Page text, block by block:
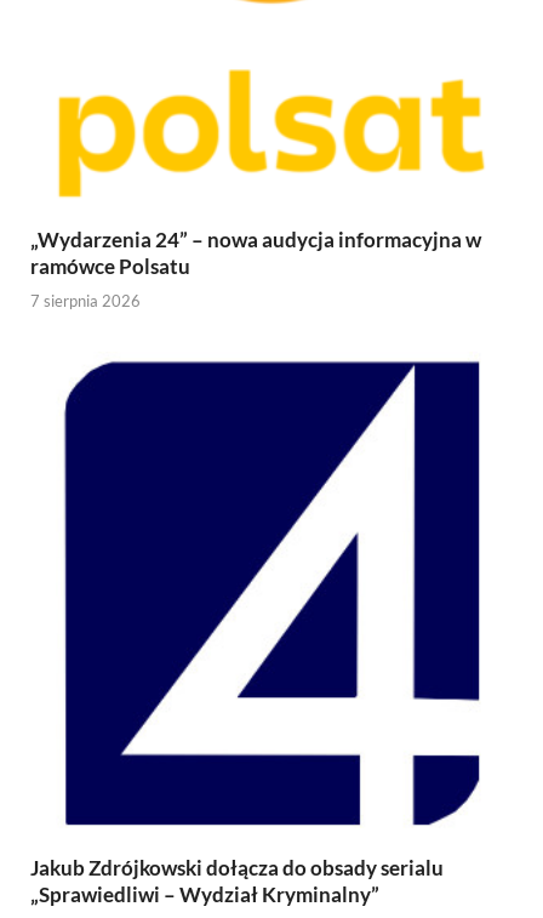
„Wydarzenia 24” – nowa audycja informacyjna w
ramówce Polsatu
7 sierpnia 2026
Jakub Zdrójkowski dołącza do obsady serialu
„Sprawiedliwi – Wydział Kryminalny”